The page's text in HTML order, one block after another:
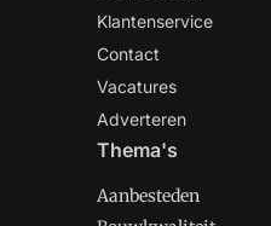
Klantenservice
Contact
Vacatures
Adverteren
Thema's
Aanbesteden